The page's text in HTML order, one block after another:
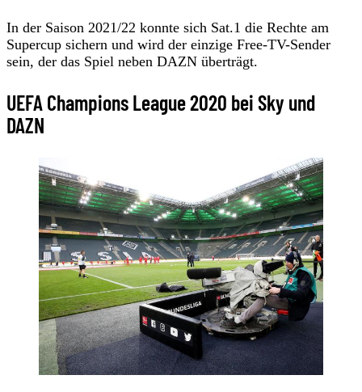
In der Saison 2021/22 konnte sich Sat.1 die Rechte am
Supercup sichern und wird der einzige Free-TV-Sender
sein, der das Spiel neben DAZN überträgt.
UEFA Champions League 2020 bei Sky und
DAZN